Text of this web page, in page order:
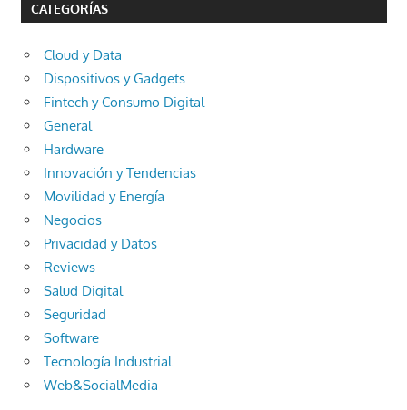
CATEGORÍAS
Cloud y Data
Dispositivos y Gadgets
Fintech y Consumo Digital
General
Hardware
Innovación y Tendencias
Movilidad y Energía
Negocios
Privacidad y Datos
Reviews
Salud Digital
Seguridad
Software
Tecnología Industrial
Web&SocialMedia